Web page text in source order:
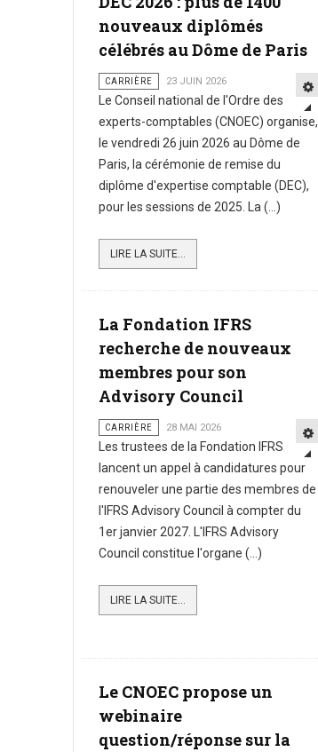
nouveaux diplômés
célébrés au Dôme de Paris
CARRIÈRE 23 JUIN 2026
Le Conseil national de l'Ordre des
experts-comptables (CNOEC) organise,
le vendredi 26 juin 2026 au Dôme de
Paris, la cérémonie de remise du
diplôme d'expertise comptable (DEC),
pour les sessions de 2025. La (...)
LIRE LA SUITE...
La Fondation IFRS
recherche de nouveaux
membres pour son
Advisory Council
CARRIÈRE 28 MAI 2026
Les trustees de la Fondation IFRS
lancent un appel à candidatures pour
renouveler une partie des membres de
l'IFRS Advisory Council à compter du
1er janvier 2027. L'IFRS Advisory
Council constitue l'organe (...)
LIRE LA SUITE...
Le CNOEC propose un
webinaire
question/réponse sur la